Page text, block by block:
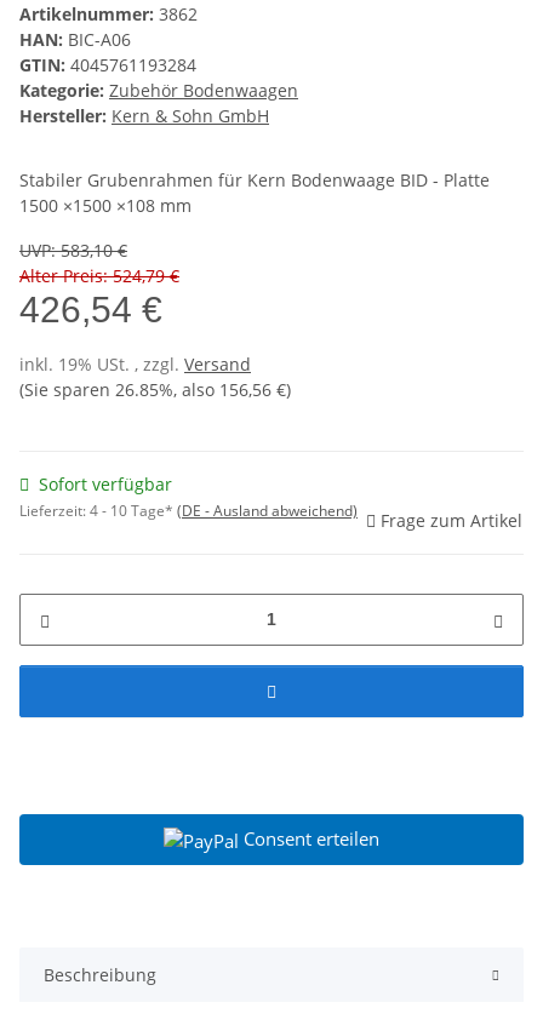
Artikelnummer: 3862
HAN: BIC-A06
GTIN: 4045761193284
Kategorie: Zubehör Bodenwaagen
Hersteller: Kern & Sohn GmbH
Stabiler Grubenrahmen für Kern Bodenwaage BID - Platte
1500 ×1500 ×108 mm
UVP:583,10 €
Alter Preis: 524,79 €
426,54 €
inkl. 19% USt. , zzgl. Versand
(Sie sparen 26.85%, also 156,56 €)
Sofort verfügbar
Lieferzeit:4 - 10 Tage* (DE - Ausland abweichend) Frage zum Artikel
Consent erteilen
Beschreibung